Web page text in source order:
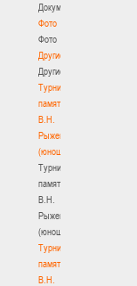
Документы
Фото
Фото
Другие
Другие
Турнир
памяти
В.Н.
Рыженкова
(юноши)
Турнир
памяти
В.Н.
Рыженкова
(юноши)
Турнир
памяти
В.Н.